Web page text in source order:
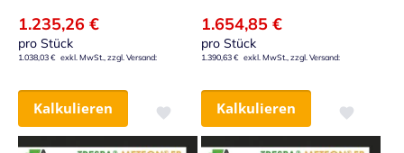
1.235,26 €
pro Stück
1.038,03 €
Kalkulieren
Zur Wunschliste hinzufügen
1.654,85 €
pro Stück
1.390,63 €
Kalkulieren
Zur